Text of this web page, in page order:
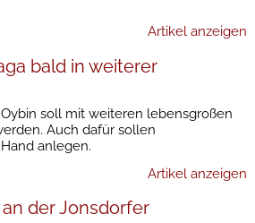
Artikel anzeigen
bald in weiterer
soll mit weiteren lebensgroßen
Auch dafür sollen
anlegen.
Artikel anzeigen
der Jonsdorfer